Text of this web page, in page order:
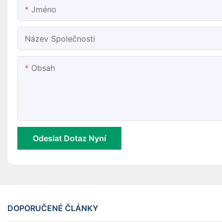
Jméno
Název Společnosti
Obsah
Odeslat Dotaz Nyní
DOPORUČENÉ ČLÁNKY